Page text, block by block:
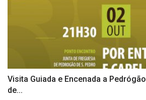
Visita Guiada e Encenada a
de...